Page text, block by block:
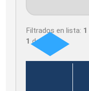
Filtrados en lista: 1
1 de